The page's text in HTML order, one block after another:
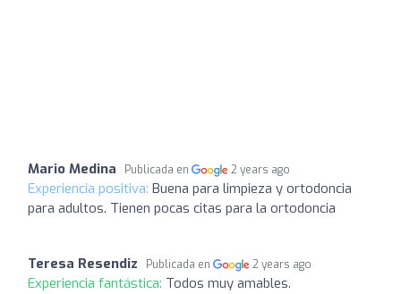
Mario Medina Publicada en 2 years ago
Experiencia positiva: Buena para limpieza y ortodoncia
para adultos. Tienen pocas citas para la ortodoncia
Teresa Resendiz Publicada en 2 years ago
Experiencia fantástica: Todos muy amables.